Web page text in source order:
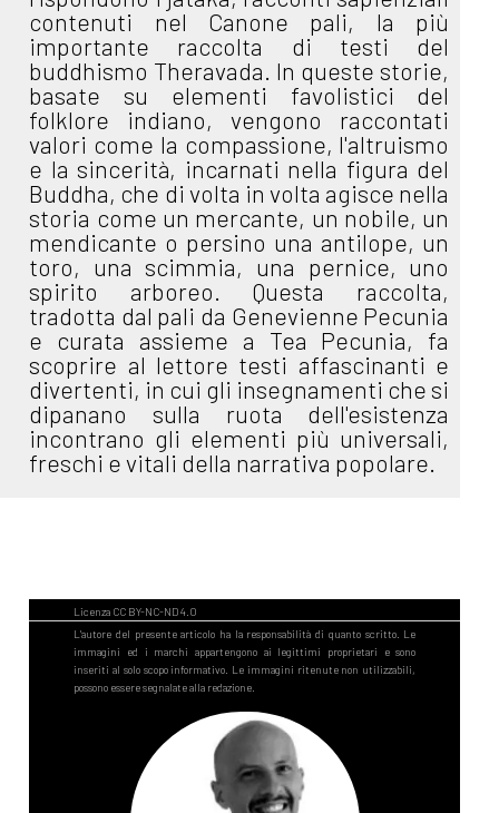
contenuti nel Canone pali, la più
importante raccolta di testi del
buddhismo Theravada. In queste storie,
basate su elementi favolistici del
folklore indiano, vengono raccontati
valori come la compassione, l'altruismo
e la sincerità, incarnati nella figura del
Buddha, che di volta in volta agisce nella
storia come un mercante, un nobile, un
mendicante o persino una antilope, un
toro, una scimmia, una pernice, uno
spirito arboreo. Questa raccolta,
tradotta dal pali da Genevienne Pecunia
e curata assieme a Tea Pecunia, fa
scoprire al lettore testi affascinanti e
divertenti, in cui gli insegnamenti che si
dipanano sulla ruota dell'esistenza
incontrano gli elementi più universali,
freschi e vitali della narrativa popolare.